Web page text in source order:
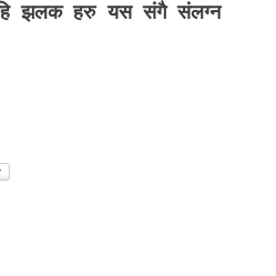
झलक हरु यस संगै संलग्न